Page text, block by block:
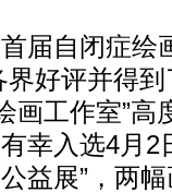
自闭症绘
好评并得
工作室”高
幸入选4月2
展”，两幅